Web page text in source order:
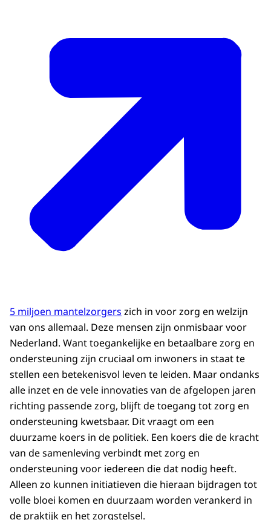
5 miljoen mantelzorgers zich in voor zorg en welzijn
van ons allemaal. Deze mensen zijn onmisbaar voor
Nederland. Want toegankelijke en betaalbare zorg en
ondersteuning zijn cruciaal om inwoners in staat te
stellen een betekenisvol leven te leiden. Maar ondanks
alle inzet en de vele innovaties van de afgelopen jaren
richting passende zorg, blijft de toegang tot zorg en
ondersteuning kwetsbaar. Dit vraagt om een
duurzame koers in de politiek. Een koers die de kracht
van de samenleving verbindt met zorg en
ondersteuning voor iedereen die dat nodig heeft.
Alleen zo kunnen initiatieven die hieraan bijdragen tot
volle bloei komen en duurzaam worden verankerd in
de praktijk en het zorgstelsel.